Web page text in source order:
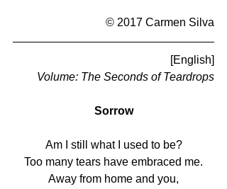
© 2017 Carmen Silva
[English]
Volume: The Seconds of Teardrops
Sorrow
Am I still what I used to be?
Too many tears have embraced me.
Away from home and you,